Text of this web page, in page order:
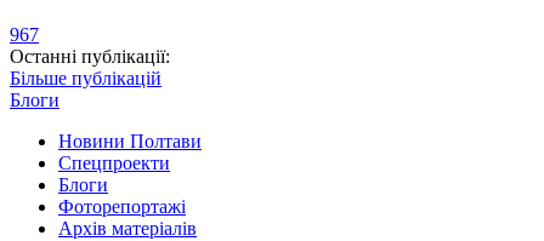
967
Останні публікації:
Більше публікацій
Блоги
Новини Полтави
Спецпроекти
Блоги
Фоторепортажі
Архів матеріалів